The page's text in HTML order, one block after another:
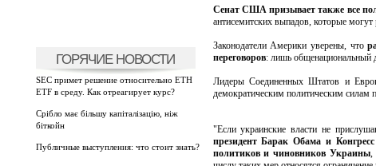
ГОРЯЧИЕ НОВОСТИ
SEC примет решение относительно ETH
ETF в среду. Как отреагирует курс?
Срібло має більшу капіталізацію, ніж
біткойн
Публичные выступления: что стоит знать?
Сенат США призывает также все
антисемитских выпадов, которые
Законодатели Америки уверены, что
переговоров: лишь общенациональный
Лидеры Соединенных Штатов и
демократическим политическим силам
"Если украинские власти не
президент Барак Обама и
политиков и чиновников Украины,